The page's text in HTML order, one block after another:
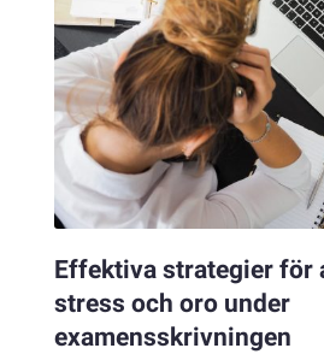
Effektiva strategier för
stress och oro under
examensskrivningen